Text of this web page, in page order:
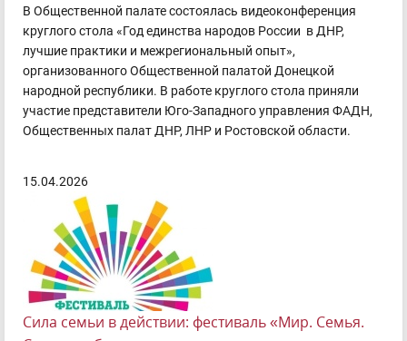
В Общественной палате состоялась видеоконференция
круглого стола «Год единства народов России в ДНР,
лучшие практики и межрегиональный опыт»,
организованного Общественной палатой Донецкой
народной республики. В работе круглого стола приняли
участие представители Юго-Западного управления ФАДН,
Общественных палат ДНР, ЛНР и Ростовской области.
15.04.2026
Сила семьи в действии: фестиваль «Мир. Семья.